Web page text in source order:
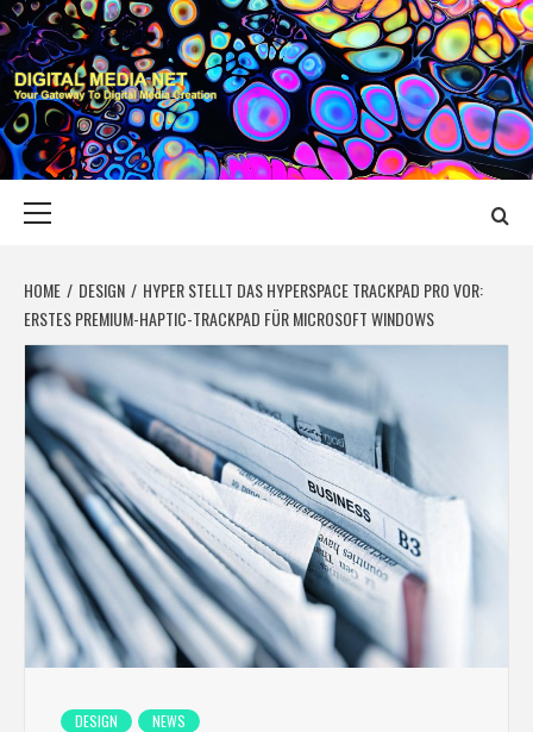
Skip
to
content
DIGITAL MEDIA
YOUR GATEWAY TO DIGITAL MEDIA CREATION
HOME DESIGN
HYPER STELLT DAS HYPERSPACE TRACKPAD PRO VOR:
ERSTES PREMIUM-HAPTIC-TRACKPAD FÜR MICROSOFT WINDOWS
DESIGN NEWS